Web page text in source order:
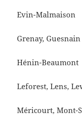
Evin-Malmaison
Grenay, Guesnain
Hénin-Beaumont
Leforest, Lens,
Méricourt, Mont-